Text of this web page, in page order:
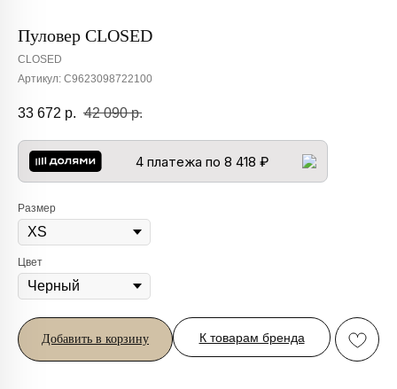
Пуловер CLOSED
CLOSED
Артикул: C9623098722100
33 672 р. 42 090 р.
4 платежа по 8 418 ₽
Размер
Цвет
Добавить в корзину К товарам бренда